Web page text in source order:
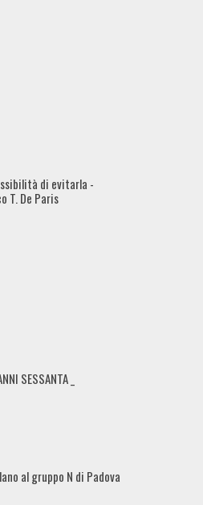
di evitarla -
T. De Paris
SESSANTA _
al gruppo N di Padova